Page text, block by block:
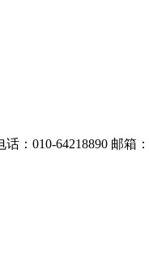
话：010-64218890 邮箱：